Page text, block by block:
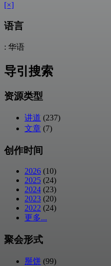
[×]
语言
: 华语
导引搜索
资源类型
讲道 (237)
文章 (7)
创作时间
2026 (10)
2025 (24)
2024 (23)
2023 (20)
2022 (24)
更多...
聚会形式
掰饼 (99)